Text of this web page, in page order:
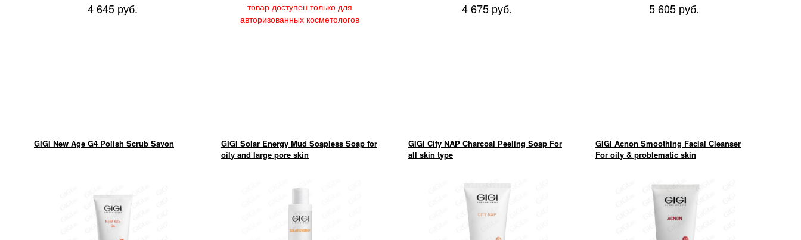
4 645 руб.
товар доступен только для
авторизованных косметологов
4 675 руб. 5 605 руб.
GIGI New Age G4 Polish Scrub Savon
GIGI Solar Energy Mud Soapless Soap for
oily and large pore skin
GIGI City NAP Charcoal Peeling Soap For
all skin type
GIGI Acnon Smoothing Facial Cleanser
For oily & problematic skin